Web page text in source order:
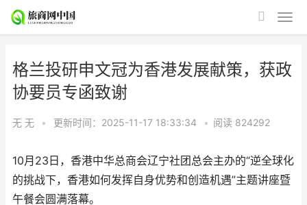
格兰投研申文冠为香港发展献策，获政
协要员专函致谢
无 无 • 更新时间：2025-11-17 18:33:34 • 阅读 824292
10月23日，香港中华总商会辽宁社团总会主办的“逆全球化
的挑战下，香港如何发挥自身优势和创造机遇”主题讲座暨
午餐会圆满落幕。